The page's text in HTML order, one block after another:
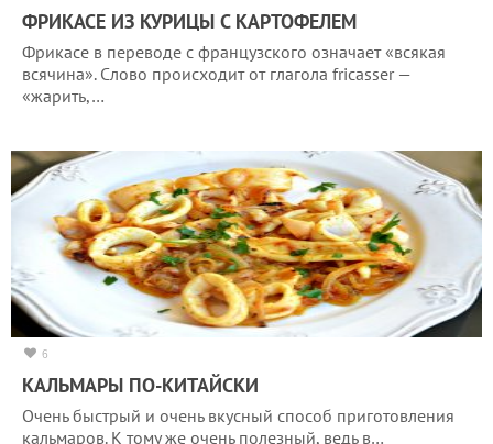
ФРИКАСЕ ИЗ КУРИЦЫ С КАРТОФЕЛЕМ
Фрикасе в переводе с французского означает «всякая
всячина». Слово происходит от глагола fricasser —
«жарить,…
6
КАЛЬМАРЫ ПО-КИТАЙСКИ
Очень быстрый и очень вкусный способ приготовления
кальмаров. К тому же очень полезный, ведь в…